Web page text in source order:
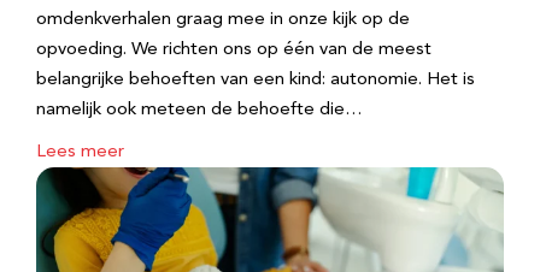
omdenkverhalen graag mee in onze kijk op de
opvoeding. We richten ons op één van de meest
belangrijke behoeften van een kind: autonomie. Het is
namelijk ook meteen de behoefte die…
Lees meer